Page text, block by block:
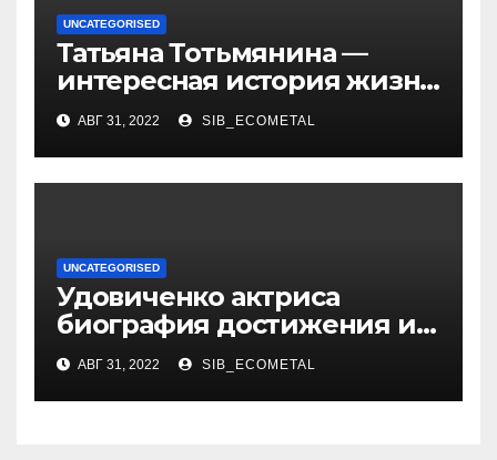
UNCATEGORISED
Татьяна Тотьмянина —
интересная история жизни
российской фигуристки
АВГ 31, 2022 SIB_ECOMETAL
UNCATEGORISED
Удовиченко актриса
биография достижения и
интересные факты
АВГ 31, 2022 SIB_ECOMETAL